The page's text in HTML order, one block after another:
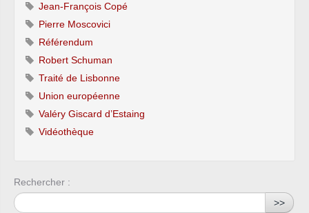
Victorin Lurel, Mmes Jeanny Marc, Dominique
Orliac, Sylvia Pinel, MM. Philippe Tourtelier,
Manuel Valls, André Vézinhet et Jean-Claude
Viollet.
Paul Bacquet, Jean-Pierre Balligand, Gérard
Bapt, Claude Bartolone, Jacques Bascou,
Christian Bataille, Christophe Bouillon, François
Bernard Cazeneuve, Jean-Paul Chanteguet,
Jean-Louis Dumont, Mme Laurence Dumont,
MM. Jean-Paul Dupré, Philippe Duron, Olivier
Jean-François Copé
Pierre Moscovici
Référendum
Robert Schuman
Traité de Lisbonne
Union européenne
Valéry Giscard d’Estaing
Vidéothèque
Rechercher :
>>